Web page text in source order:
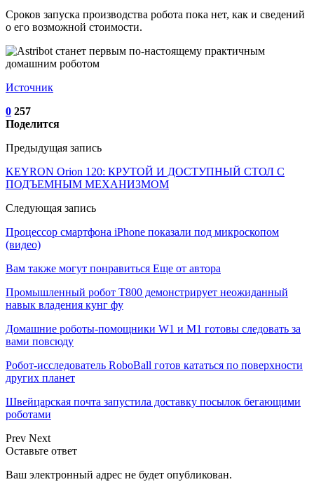
Сроков запуска производства робота пока нет, как и сведений
о его возможной стоимости.
Источник
0 257
Поделится
Предыдущая запись
KEYRON Orion 120: КРУТОЙ И ДОСТУПНЫЙ СТОЛ С
ПОДЪЕМНЫМ МЕХАНИЗМОМ
Следующая запись
Процессор смартфона iPhone показали под микроскопом
(видео)
Вам также могут понравиться Еще от автора
Промышленный робот Т800 демонстрирует неожиданный
навык владения кунг фу
Домашние роботы-помощники W1 и M1 готовы следовать за
вами повсюду
Робот-исследователь RoboBall готов кататься по поверхности
других планет
Швейцарская почта запустила доставку посылок бегающими
роботами
Prev Next
Оставьте ответ
Ваш электронный адрес не будет опубликован.